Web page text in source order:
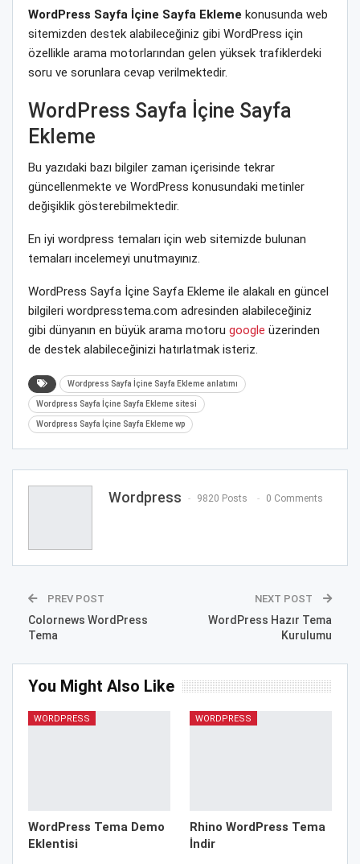
WordPress Sayfa İçine Sayfa Ekleme konusunda web
sitemizden destek alabileceğiniz gibi WordPress için
özellikle arama motorlarından gelen yüksek trafiklerdeki
soru ve sorunlara cevap verilmektedir.
WordPress Sayfa İçine Sayfa
Ekleme
Bu yazıdaki bazı bilgiler zaman içerisinde tekrar
güncellenmekte ve WordPress konusundaki metinler
değişiklik gösterebilmektedir.
En iyi wordpress temaları için web sitemizde bulunan
temaları incelemeyi unutmayınız.
WordPress Sayfa İçine Sayfa Ekleme ile alakalı en güncel
bilgileri wordpresstema.com adresinden alabileceğiniz
gibi dünyanın en büyük arama motoru google üzerinden
de destek alabileceğinizi hatırlatmak isteriz.
Wordpress Sayfa İçine Sayfa Ekleme anlatımı
Wordpress Sayfa İçine Sayfa Ekleme sitesi
Wordpress Sayfa İçine Sayfa Ekleme wp
Wordpress 9820 Posts 0 Comments
PREV POST
Colornews WordPress
Tema
NEXT POST
WordPress Hazır Tema
Kurulumu
You Might Also Like
WORDPRESS
WordPress Tema Demo
Eklentisi
WORDPRESS
Rhino WordPress Tema
İndir